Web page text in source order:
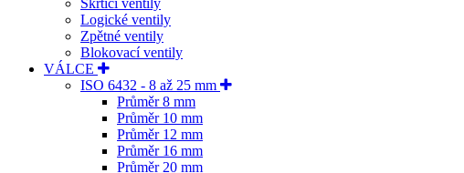
Logické ventily
Zpětné ventily
Blokovací ventily
VÁLCE
ISO 6432 - 8 až 25 mm
Průměr 8 mm
Průměr 10 mm
Průměr 12 mm
Průměr 16 mm
Průměr 20 mm